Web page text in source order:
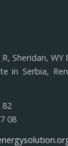
Sheridan, WY
in Serbia,
82
08